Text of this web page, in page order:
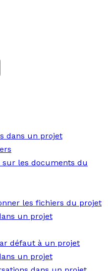
dans un projet
sur les documents du
les fichiers du projet
un projet
défaut à un projet
un projet